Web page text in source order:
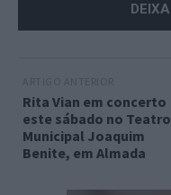
Rita Vian em concerto
este sábado no Teatro
Municipal Joaquim
Benite, em Almada